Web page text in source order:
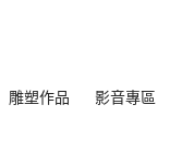
雕塑作品 影音專區